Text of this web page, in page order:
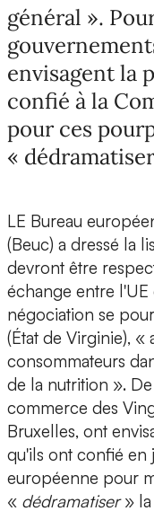
général ».
envisagent la
confié à la
pour ces
«
LE Bureau
(Beuc) a dressé la
devront être
échange entre l'UE
négociation se
(État de Virginie),
consommateurs
de la nutrition ».
commerce des
Bruxelles, ont
qu'ils ont confié en
européenne pour
« dédramatiser»